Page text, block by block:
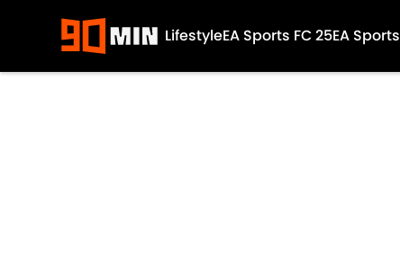
LifestyleEA Sports FC 25EA